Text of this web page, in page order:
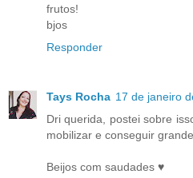
frutos!
bjos
Responder
Tays Rocha 17 de janeiro
Dri querida, postei sobre
mobilizar e conseguir
Beijos com saudades ♥